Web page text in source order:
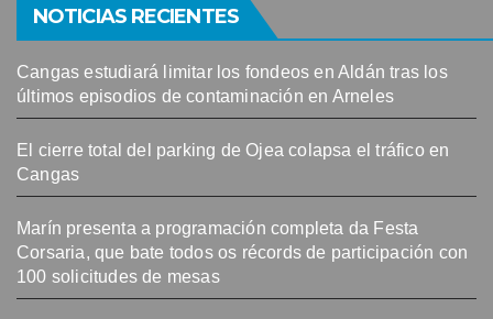
NOTICIAS RECIENTES
Cangas estudiará limitar los fondeos en Aldán tras los
últimos episodios de contaminación en Arneles
El cierre total del parking de Ojea colapsa el tráfico en
Cangas
Marín presenta a programación completa da Festa
Corsaria, que bate todos os récords de participación con
100 solicitudes de mesas